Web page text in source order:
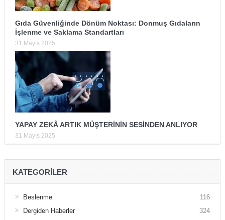
Gıda Güvenliğinde Dönüm Noktası: Donmuş Gıdaların
İşlenme ve Saklama Standartları
31 Mayıs 2025
YAPAY ZEKÂ ARTIK MÜŞTERİNİN SESİNDEN ANLIYOR
31 Mayıs 2025
KATEGORILER
Beslenme
116
Dergiden Haberler
324